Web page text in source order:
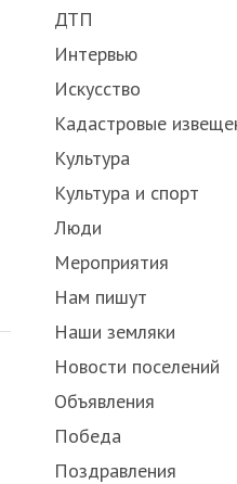
ДТП
Интервью
Искусство
Кадастровые
Культура
Культура и спорт
Люди
Мероприятия
Нам пишут
Наши земляки
Новости поселений
Объявления
Победа
Поздравления